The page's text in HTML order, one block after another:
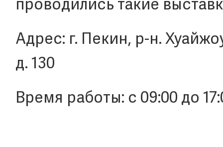
проводились такие
Адрес: г. Пекин, р-н.
д. 130
Время работы: с 09:00 до